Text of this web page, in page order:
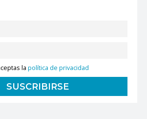
lapolítica de privacidad